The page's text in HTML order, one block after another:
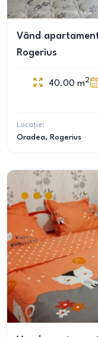
Vând
Rogerius
40.00 m2
Locație:
Oradea, Rogerius